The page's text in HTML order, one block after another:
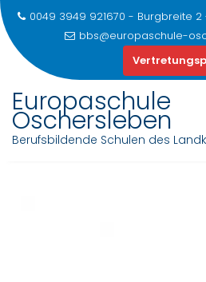
0049 3949 921670 - Burgbreite
bbs@europaschule-
Europaschule
Oschersleben
Berufsbildende Schulen des